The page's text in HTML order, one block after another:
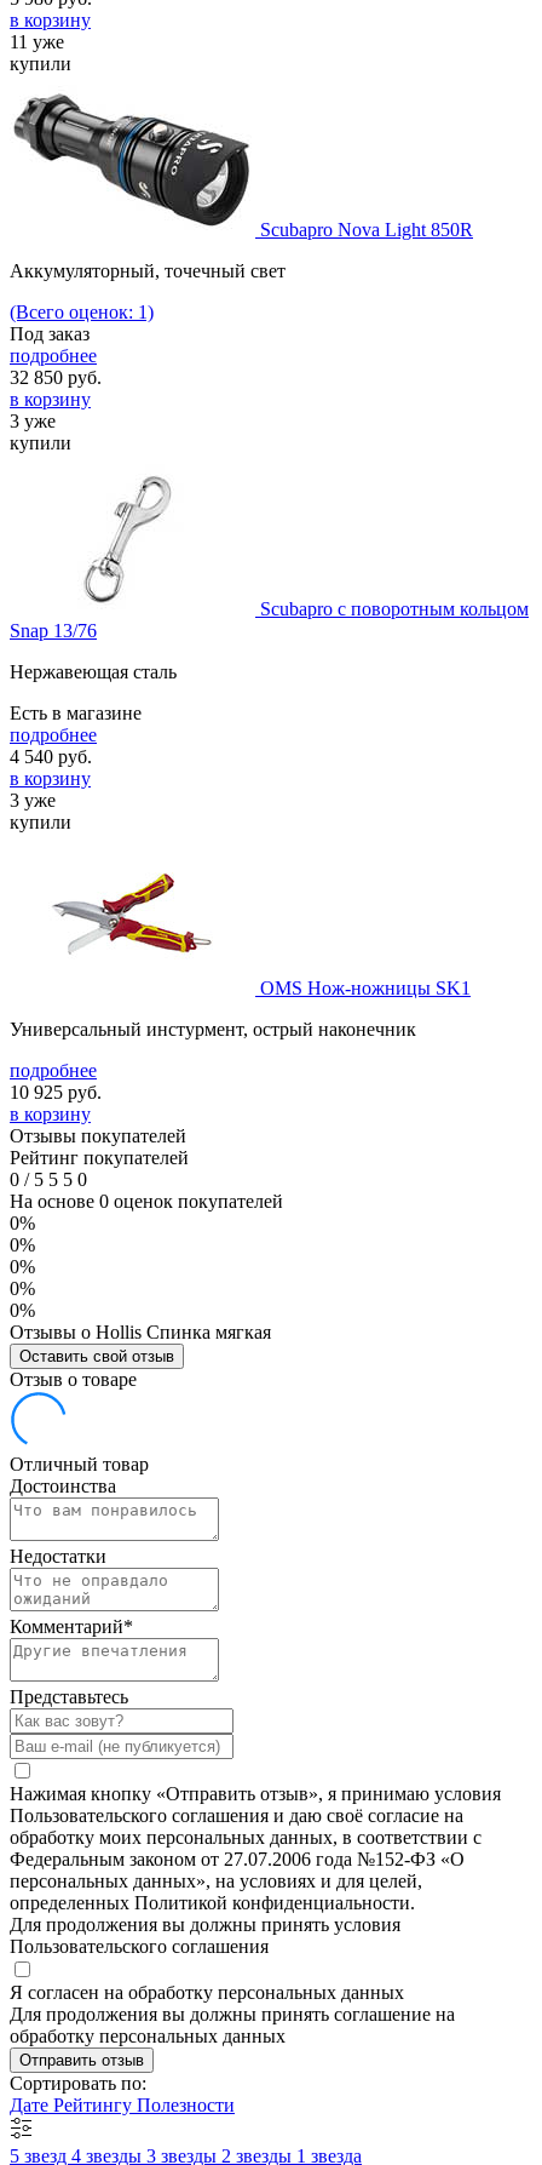
в корзину
11 уже
купили
Scubapro Nova Light 850R
Аккумуляторный, точечный свет
(Всего оценок: 1)
Под заказ
подробнее
32 850 руб.
в корзину
3 уже
купили
Scubapro с поворотным кольцом
Snap 13/76
Нержавеющая сталь
Есть в магазине
подробнее
4 540 руб.
в корзину
3 уже
купили
OMS Нож-ножницы SK1
Универсальный инстурмент, острый наконечник
подробнее
10 925 руб.
в корзину
Отзывы покупателей
Рейтинг покупателей
0 /5 5 5 0
На основе 0 оценок покупателей
0%
0%
0%
0%
0%
Отзывы о Hollis Спинка мягкая
Оставить свой отзыв
Отзыв о товаре
Отличный товар
Достоинства
Недостатки
Комментарий*
Представьтесь
Нажимая кнопку «Отправить отзыв», я принимаю условия
Пользовательского соглашения и даю своё согласие на
обработку моих персональных данных, в соответствии с
Федеральным законом от 27.07.2006 года №152-ФЗ «О
персональных данных», на условиях и для целей,
определенных Политикой конфиденциальности.
Для продолжения вы должны принять условия
Пользовательского соглашения
Я согласен на обработку персональных данных
Для продолжения вы должны принять соглашение на
обработку персональных данных
Отправить отзыв
Сортировать по:
Дате Рейтингу Полезности
5 звезд 4 звезды 3 звезды 2 звезды 1 звезда